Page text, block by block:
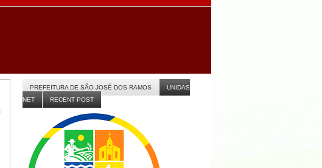
PREFEITURA DE SÃO JOSÉ DOS RAMOS
UNIDAS
NET
RECENT POST